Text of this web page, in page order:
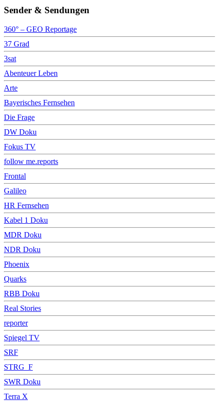
Sender & Sendungen
360° – GEO Reportage
37 Grad
3sat
Abenteuer Leben
Arte
Bayerisches Fernsehen
Die Frage
DW Doku
Fokus TV
follow me.reports
Frontal
Galileo
HR Fernsehen
Kabel 1 Doku
MDR Doku
NDR Doku
Phoenix
Quarks
RBB Doku
Real Stories
reporter
Spiegel TV
SRF
STRG_F
SWR Doku
Terra X